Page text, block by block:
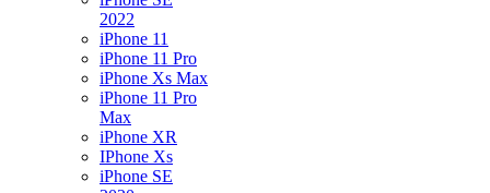
2022
iPhone 11
iPhone 11 Pro
iPhone Xs Max
iPhone 11 Pro
Max
iPhone XR
IPhone Xs
iPhone SE